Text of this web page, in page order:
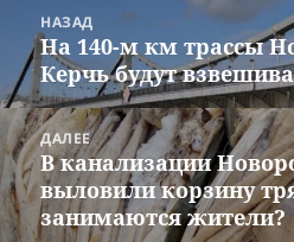
записям
НАЗАД
Предыдущая
запись:
На 140-м км трассы
Керчь будут
ДАЛЕЕ
Следующая
запись:
В канализации
выловили корзину
занимаются жители?